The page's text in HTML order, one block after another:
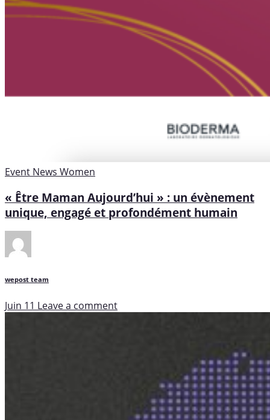
Event News Women
« Être Maman Aujourd’hui » : un évènement
unique, engagé et profondément humain
wepost team
Juin 11 Leave a comment